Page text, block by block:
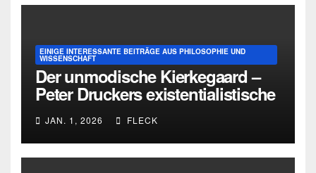
EINIGE INTERESSANTE BEITRÄGE AUS PHILOSOPHIE UND
WISSENSCHAFT
Der unmodische Kierkegaard –
Peter Druckers existentialistische
Intervention von 1933
JAN. 1, 2026 FLECK